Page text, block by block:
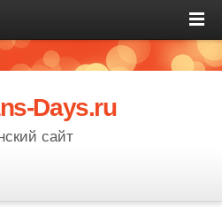
Days.ru
сайт